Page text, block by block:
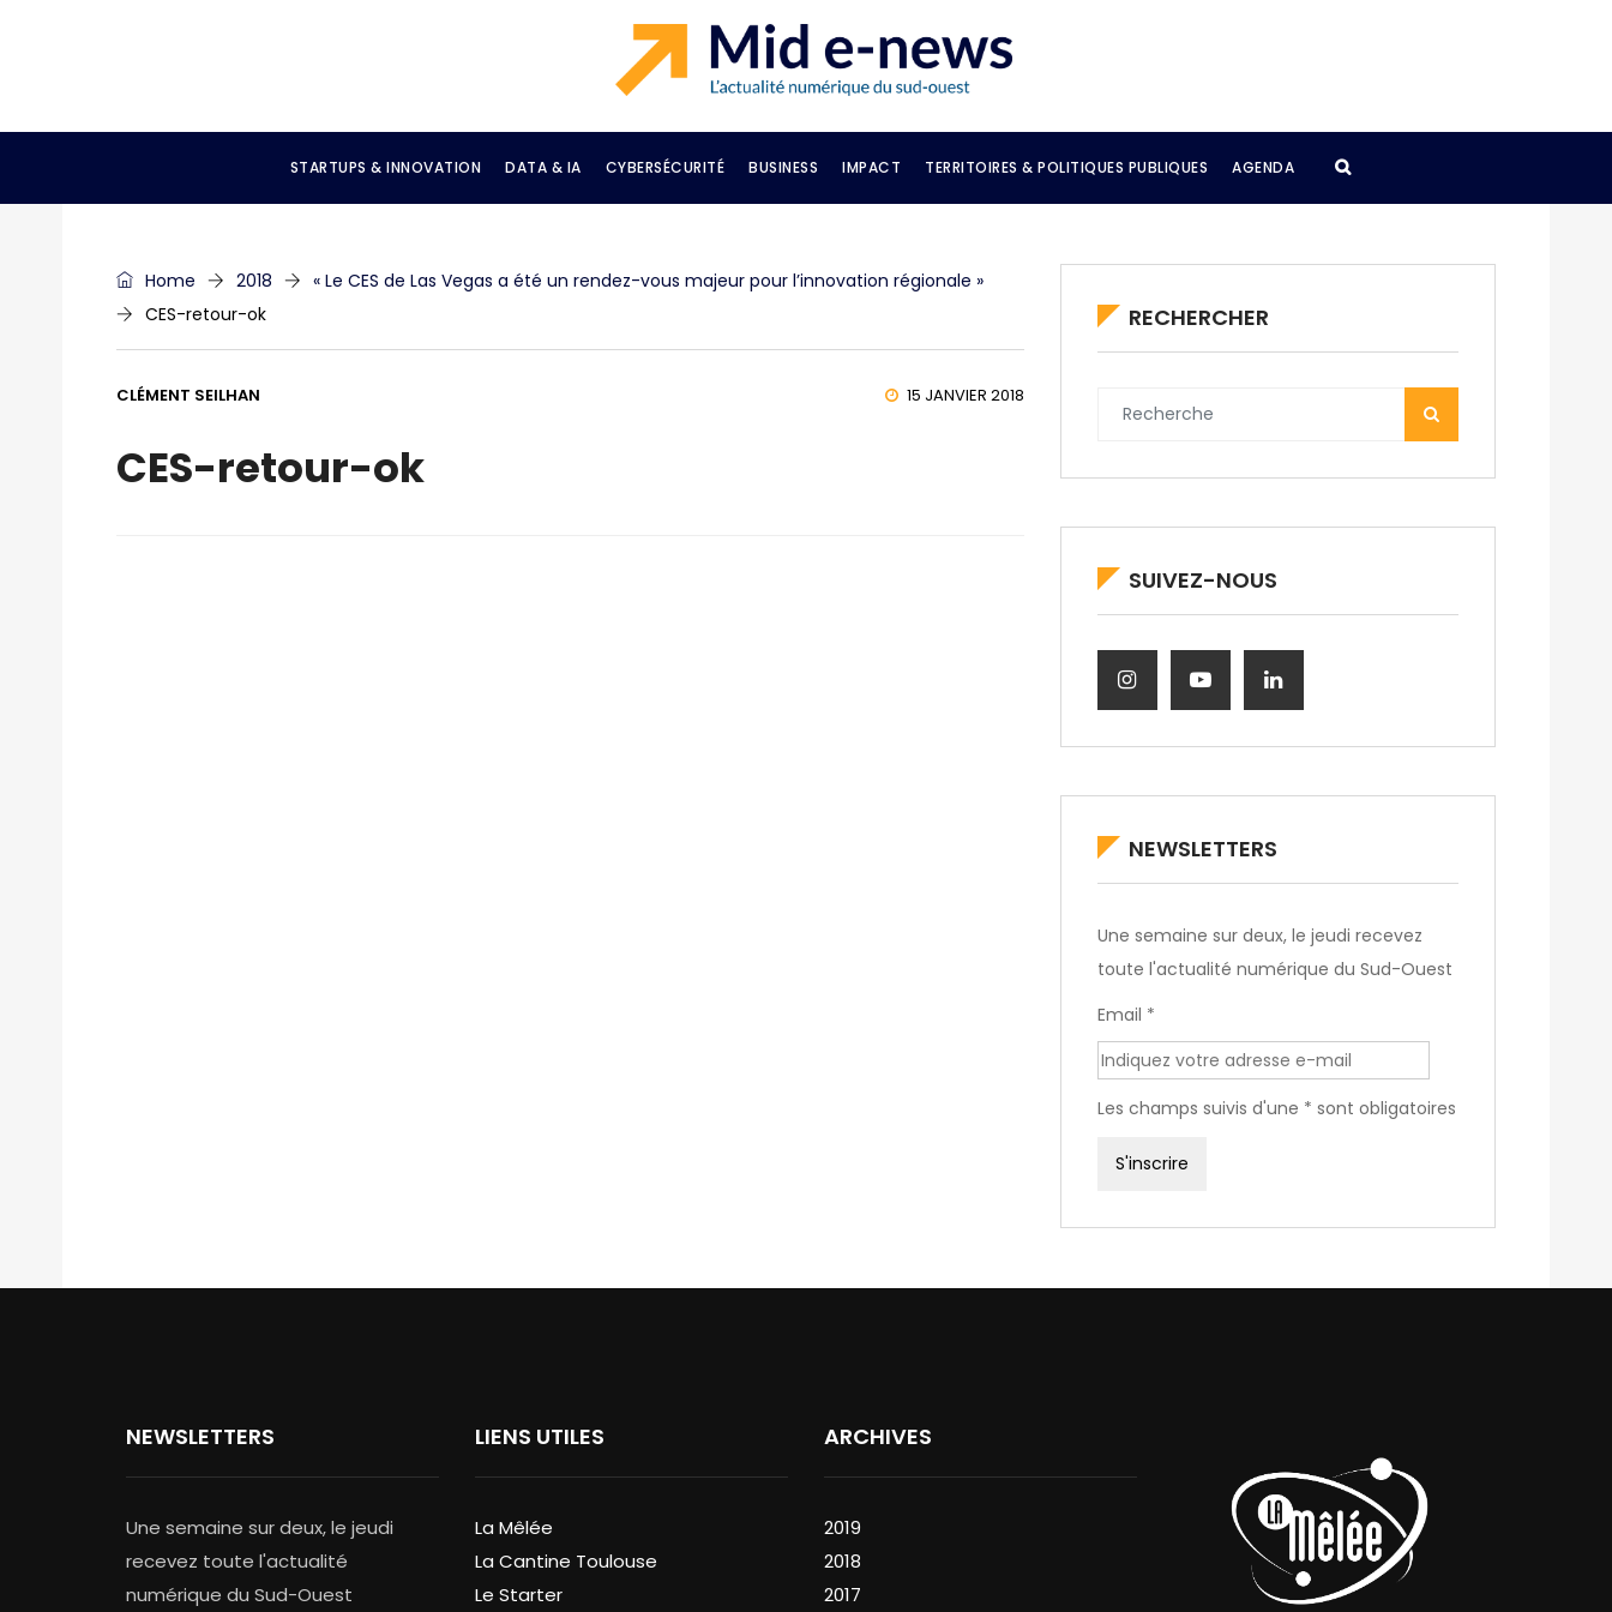
STARTUPS & INNOVATION DATA & IA CYBERSÉCURITÉ BUSINESS IMPACT TERRITOIRES & POLITIQUES PUBLIQUES AGENDA
Home 2018
« Le CES de Las Vegas a été un rendez-vous majeur pour l’innovation régionale »
CES-retour-ok
CLÉMENT SEILHAN 15 JANVIER 2018
CES-retour-ok
RECHERCHER
SUIVEZ-NOUS
NEWSLETTERS
Une semaine sur deux, le jeudi recevez
toute l'actualité numérique du Sud-Ouest
Email *
Les champs suivis d'une * sont obligatoires
NEWSLETTERS
Une semaine sur deux, le jeudi
recevez toute l'actualité
numérique du Sud-Ouest
LIENS UTILES
La Mêlée
La Cantine Toulouse
Le Starter
ARCHIVES
2019
2018
2017